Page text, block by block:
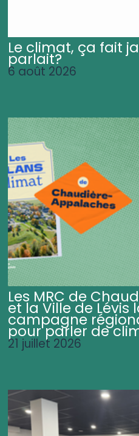
Le climat, ça fait
parlait?
6 août 2026
Les MRC de
et la Ville de Lévis
campagne
pour parler de
21 juillet 2026